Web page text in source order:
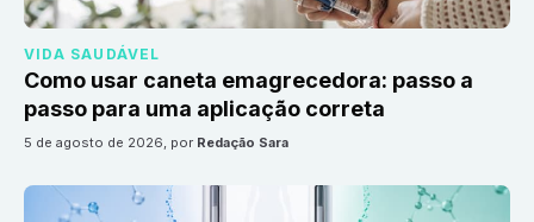
VIDA SAUDÁVEL
Como usar caneta emagrecedora: passo a
passo para uma aplicação correta
5 de agosto de 2026, por Redação Sara